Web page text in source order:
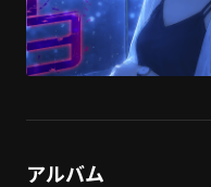
アルバム